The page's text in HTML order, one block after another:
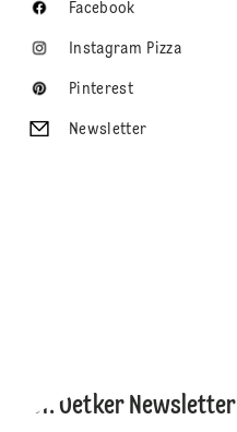
Facebook
Instagram Pizza
Pinterest
Newsletter
Dr. Oetker Newsletter